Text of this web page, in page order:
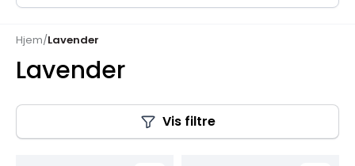
Hjem/Lavender
Lavender
Vis filtre